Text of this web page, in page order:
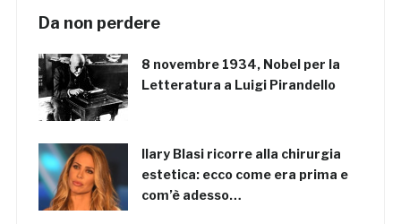
Da non perdere
8 novembre 1934, Nobel per la
Letteratura a Luigi Pirandello
Ilary Blasi ricorre alla chirurgia
estetica: ecco come era prima e
com’è adesso…